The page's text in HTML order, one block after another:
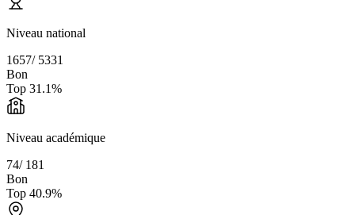
Niveau national
1657/ 5331
Bon
Top 31.1%
Niveau académique
74/ 181
Bon
Top 40.9%